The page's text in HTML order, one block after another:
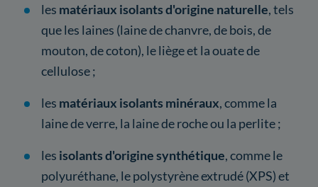
les matériaux isolants d'origine naturelle, tels
que les laines (laine de chanvre, de bois, de
mouton, de coton), le liège et la ouate de
cellulose ;
les matériaux isolants minéraux, comme la
laine de verre, la laine de roche ou la perlite ;
les isolants d'origine synthétique, comme le
polyuréthane, le polystyrène extrudé (XPS) et